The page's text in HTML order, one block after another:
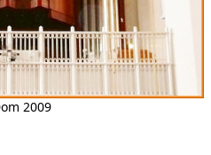
2009